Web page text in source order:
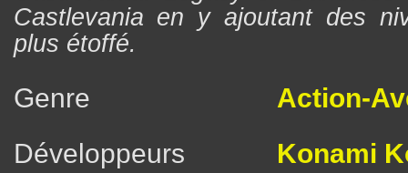
Castlevania en y ajoutant des
plus étoffé.
Genre
Action-
Développeurs
Konami